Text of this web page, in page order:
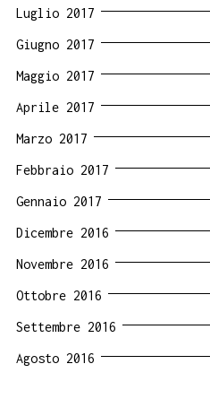
Luglio 2017
Giugno 2017
Maggio 2017
Aprile 2017
Marzo 2017
Febbraio 2017
Gennaio 2017
Dicembre 2016
Novembre 2016
Ottobre 2016
Settembre 2016
Agosto 2016